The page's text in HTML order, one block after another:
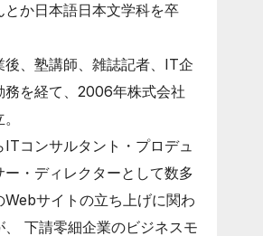
とか日本語日本文学科を卒
後、塾講師、雑誌記者、IT企
務を経て、2006年株式会社
ITコンサルタント・プロデュ
ー・ディレクターとして数多
Webサイトの立ち上げに関わ
、 下請零細企業のビジネスモ